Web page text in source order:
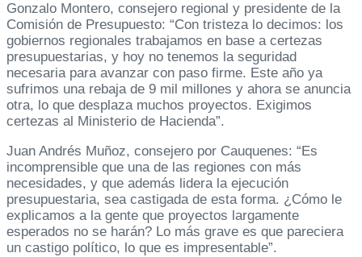
Gonzalo Montero, consejero regional y presidente de la
Comisión de Presupuesto: “Con tristeza lo decimos: los
gobiernos regionales trabajamos en base a certezas
presupuestarias, y hoy no tenemos la seguridad
necesaria para avanzar con paso firme. Este año ya
sufrimos una rebaja de 9 mil millones y ahora se anuncia
otra, lo que desplaza muchos proyectos. Exigimos
certezas al Ministerio de Hacienda”.
Juan Andrés Muñoz, consejero por Cauquenes: “Es
incomprensible que una de las regiones con más
necesidades, y que además lidera la ejecución
presupuestaria, sea castigada de esta forma. ¿Cómo le
explicamos a la gente que proyectos largamente
esperados no se harán? Lo más grave es que pareciera
un castigo político, lo que es impresentable”.